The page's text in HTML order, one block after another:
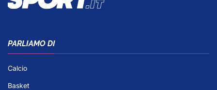
PARLIAMO DI
Calcio
Basket